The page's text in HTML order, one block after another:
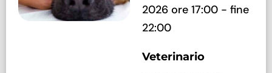
2026 ore 17:00 - fine
22:00
Veterinario